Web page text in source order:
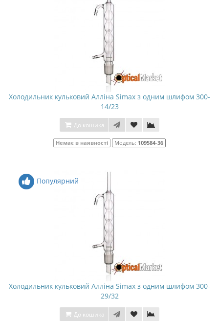
Холодильник кульковий Алліна Simax з одним шлифом 300-
14/23
До кошика
Немає в наявності Модель: 109584-36
Популярний
Холодильник кульковий Алліна Simax з одним шлифом 300-
29/32
До кошика